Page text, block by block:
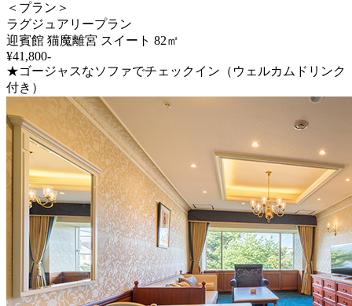
＜プラン＞
ラグジュアリープラン
迎賓館 猫魔離宮 スイート 82㎡
¥41,800-
★ゴージャスなソファでチェックイン（ウェルカムドリンク
付き）